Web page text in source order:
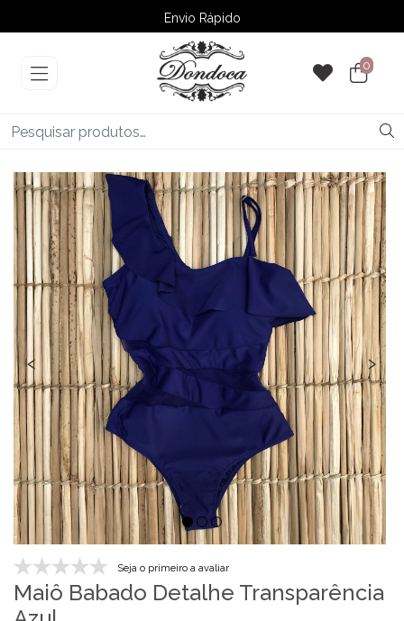
Envio Rápido
➚ Ofertas– Até 60% OFF
0
‹ ›
Seja o primeiro a avaliar
Maiô Babado Detalhe Transparência